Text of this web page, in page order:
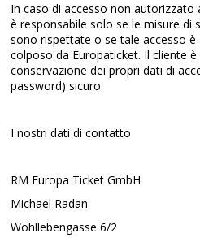
In caso di accesso non autorizzato
è responsabile solo se le misure di
sono rispettate o se tale accesso
colposo da Europaticket. Il cliente
conservazione dei propri dati di
password) sicuro.
I nostri dati di contatto
RM Europa Ticket GmbH
Michael Radan
Wohllebengasse 6/2